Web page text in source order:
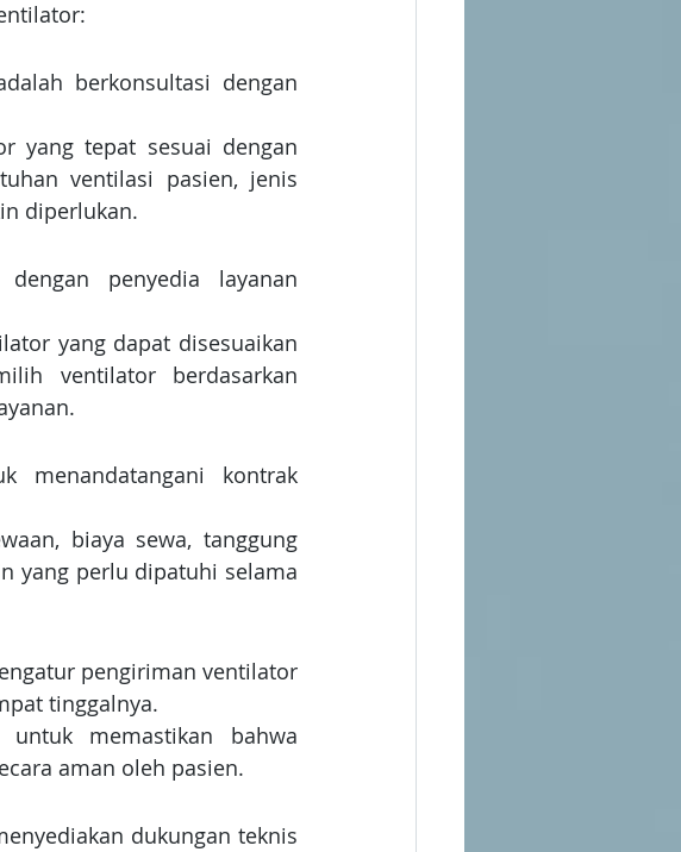
berkonsultasi dengan
yang tepat sesuai dengan
ventilasi pasien, jenis
diperlukan.
penyedia layanan
yang dapat disesuaikan
ventilator berdasarkan
menandatangani kontrak
biaya sewa, tanggung
yang perlu dipatuhi selama
pengiriman ventilator
tinggalnya.
memastikan bahwa
aman oleh pasien.
dukungan teknis